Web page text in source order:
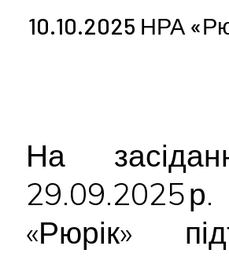
10.10.2025 НРА
На
29.09.2025 р.
«Рюрік»